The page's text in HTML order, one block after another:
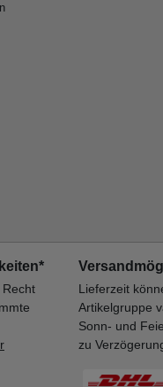
Lieferzeit
Artikelgruppe
Sonn- und
zu